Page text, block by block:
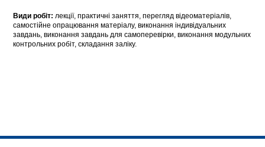
Види робіт: лекції, практичні заняття, перегляд відеоматеріалів,
самостійне опрацювання матеріалу, виконання індивідуальних
завдань, виконання завдань для самоперевірки, виконання модульних
контрольних робіт, складання заліку.